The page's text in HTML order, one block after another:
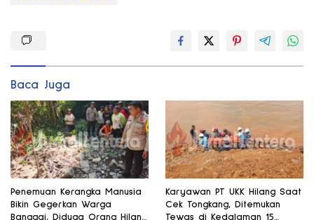
Baca Juga
Penemuan Kerangka Manusia
Bikin Gegerkan Warga
Banggai, Diduga Orang Hilang
Karyawan PT UKK Hilang Saat
Cek Tongkang, Ditemukan
Tewas di Kedalaman 15